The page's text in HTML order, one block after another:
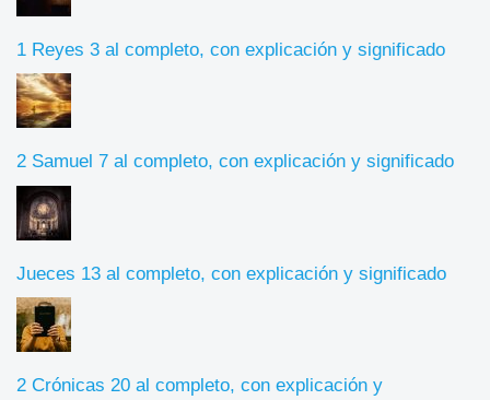
1 Reyes 3 al completo, con explicación y significado
2 Samuel 7 al completo, con explicación y significado
Jueces 13 al completo, con explicación y significado
2 Crónicas 20 al completo, con explicación y